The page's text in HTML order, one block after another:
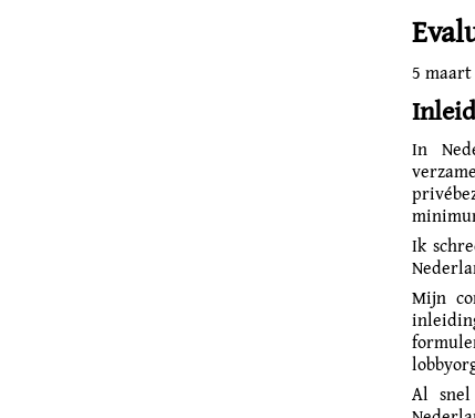
5 maart
In
Ik
Mijn
Al